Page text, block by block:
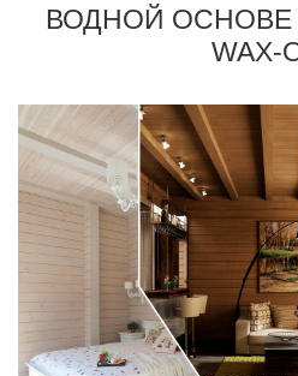
ВОДНОЙ ОСНОВЕ
WAX-